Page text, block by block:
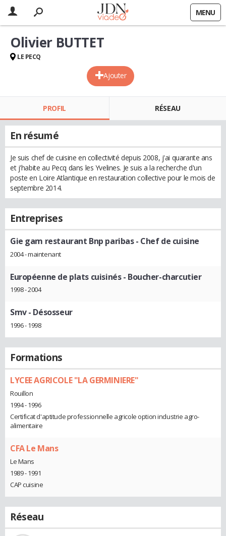
MENU
Ajouter
Olivier BUTTET
LE PECQ
PROFIL RÉSEAU
En résumé
Je suis chef de cuisine en collectivité depuis 2008, j'ai quarante ans
et j'habite au Pecq dans les Yvelines. Je suis a la recherche d'un
poste en Loire Atlantique en restauration collective pour le mois de
septembre 2014.
Entreprises
Gie gam restaurant Bnp paribas- Chef de cuisine
2004 - maintenant
Européenne de plats cuisinés- Boucher-charcutier
1998 - 2004
Smv- Désosseur
1996 - 1998
Formations
LYCEE AGRICOLE "LA GERMINIERE"
Rouillon
1994 - 1996
Certificat d'aptitude professionnelle agricole option industrie agro-
alimentaire
CFA Le Mans
Le Mans
1989 - 1991
CAP cuisine
Réseau